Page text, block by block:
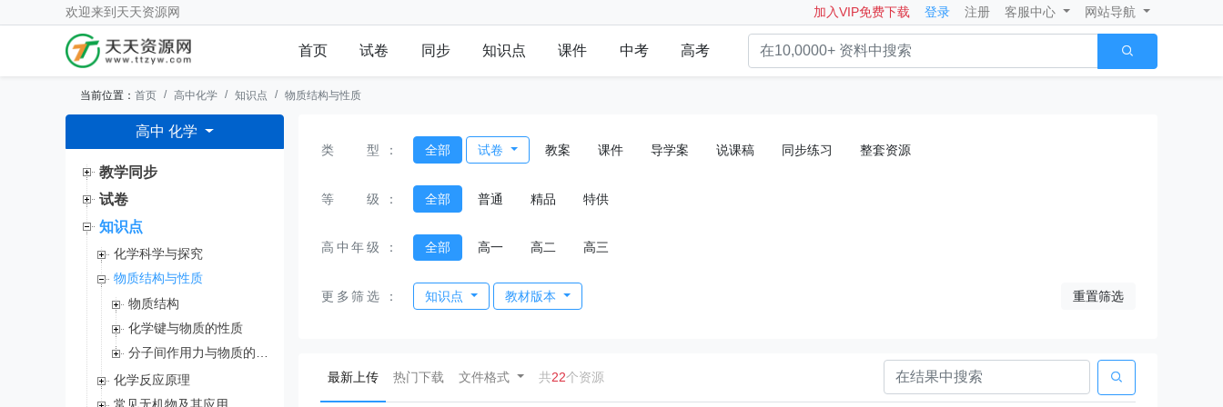
欢迎来到 天天资源网 加入VIP免费下载 登录 注册 客服中心 网站导航
首页 试卷 同步 知识点 课件 中考 高考 
当前位置： 首页 高中化学 知识点 物质结构与性质
高中 化学
教学同步
试卷
知识点
化学科学与探究
物质结构与性质
物质结构
化学键与物质的性质
分子间作用力与物质的性质
化学反应原理
类型 ： 全部 试卷 教案 课件 导学案 说课稿 同步练习 整套资源
等级 ： 全部 普通 精品 特供
高中年级 ： 全部 高一 高二 高三
更多筛选 ： 知识点 教材版本 重置筛选
最新上传(current)
热门下载 文件格式 共22个资源 